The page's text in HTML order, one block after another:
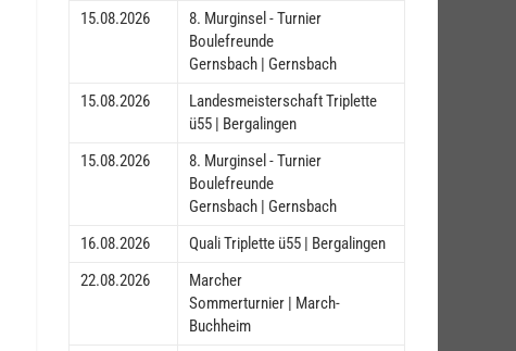
15.08.2026
8. Murginsel - Turnier
Boulefreunde
Gernsbach | Gernsbach
15.08.2026
Landesmeisterschaft Triplette
ü55 | Bergalingen
15.08.2026
8. Murginsel - Turnier
Boulefreunde
Gernsbach | Gernsbach
16.08.2026
Quali Triplette ü55 | Bergalingen
22.08.2026
Marcher
Sommerturnier | March-
Buchheim